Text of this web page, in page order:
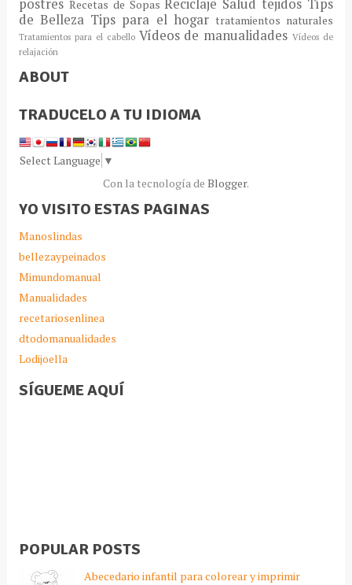
postres Recetas de SopasReciclaje Saludtejidos Típs
de Belleza Tips para el hogar tratamientos naturales
Tratamientos para el cabello Vídeos de manualidadesVídeos de
relajación
ABOUT
TRADUCELO A TU IDIOMA
Select Language ▼
Con la tecnología de Blogger.
YO VISITO ESTAS PAGINAS
Manoslindas
bellezaypeinados
Mimundomanual
Manualidades
recetariosenlinea
dtodomanualidades
Lodijoella
SÍGUEME AQUÍ
POPULAR POSTS
Abecedario infantil para colorear y imprimir